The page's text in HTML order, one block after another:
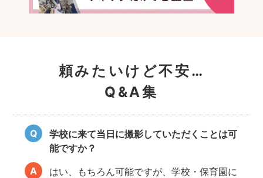
頼みたいけど不安…
Q&A集
学校に来て当日に撮影していただくことは可
能ですか？
はい、もちろん可能ですが、学校・保育園に